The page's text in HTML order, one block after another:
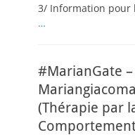
3/ Information pour
…
#MarianGate
(Thérapie par